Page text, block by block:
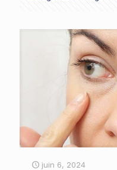
juin 6, 2024